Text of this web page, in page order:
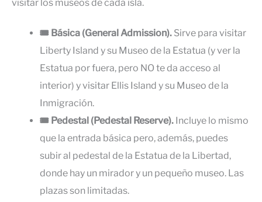
visitar los museos de cada isla.
🎟 Básica (General Admission). Sirve para visitar
Liberty Island y su Museo de la Estatua (y ver la
Estatua por fuera, pero NO te da acceso al
interior) y visitar Ellis Island y su Museo de la
Inmigración.
🎟 Pedestal (Pedestal Reserve). Incluye lo mismo
que la entrada básica pero, además, puedes
subir al pedestal de la Estatua de la Libertad,
donde hay un mirador y un pequeño museo. Las
plazas son limitadas.